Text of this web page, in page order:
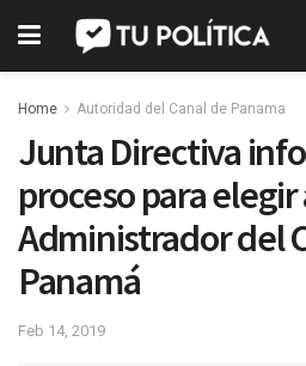
Home Autoridad del Canal de Panama
Junta Directiva
proceso para
Administrador del
Panamá
Feb 14, 2019